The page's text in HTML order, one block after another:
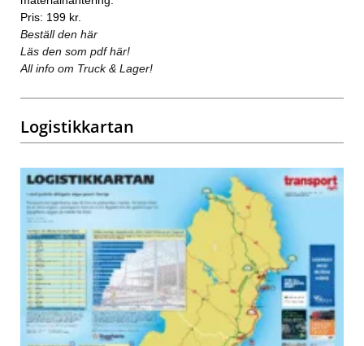
Pris: 199 kr.
Beställ den här
Läs den som pdf här!
All info om Truck & Lager!
Logistikkartan